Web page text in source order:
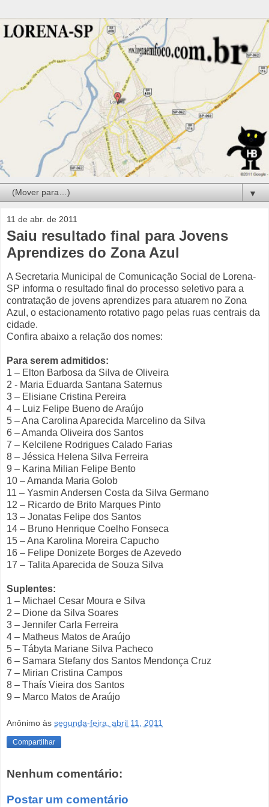
▼
11 de abr. de 2011
Saiu resultado final para Jovens
Aprendizes do Zona Azul
A Secretaria Municipal de Comunicação Social de Lorena-
SP informa o resultado final do processo seletivo para a
contratação de jovens aprendizes para atuarem no Zona
Azul, o estacionamento rotativo pago pelas ruas centrais da
cidade.
Confira abaixo a relação dos nomes:
Para serem admitidos:
1 – Elton Barbosa da Silva de Oliveira
2 - Maria Eduarda Santana Saternus
3 – Elisiane Cristina Pereira
4 – Luiz Felipe Bueno de Araújo
5 – Ana Carolina Aparecida Marcelino da Silva
6 – Amanda Oliveira dos Santos
7 – Kelcilene Rodrigues Calado Farias
8 – Jéssica Helena Silva Ferreira
9 – Karina Milian Felipe Bento
10 – Amanda Maria Golob
11 – Yasmin Andersen Costa da Silva Germano
12 – Ricardo de Brito Marques Pinto
13 – Jonatas Felipe dos Santos
14 – Bruno Henrique Coelho Fonseca
15 – Ana Karolina Moreira Capucho
16 – Felipe Donizete Borges de Azevedo
17 – Talita Aparecida de Souza Silva
Suplentes:
1 – Michael Cesar Moura e Silva
2 – Dione da Silva Soares
3 – Jennifer Carla Ferreira
4 – Matheus Matos de Araújo
5 – Tábyta Mariane Silva Pacheco
6 – Samara Stefany dos Santos Mendonça Cruz
7 – Mirian Cristina Campos
8 – Thaís Vieira dos Santos
9 – Marco Matos de Araújo
Anônimo às segunda-feira, abril 11, 2011
Compartilhar
Nenhum comentário:
Postar um comentário